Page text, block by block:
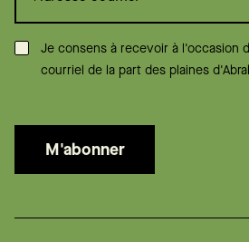
Consentement*
Je consens à recevoir à l'occasion
courriel de la part des plaines
M'abonner